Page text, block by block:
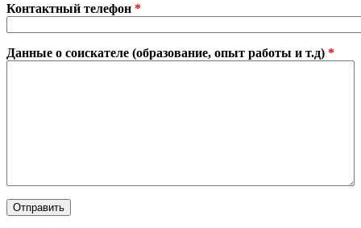
Контактный телефон *
Данные о соискателе (образование, опыт работы и т.д) *